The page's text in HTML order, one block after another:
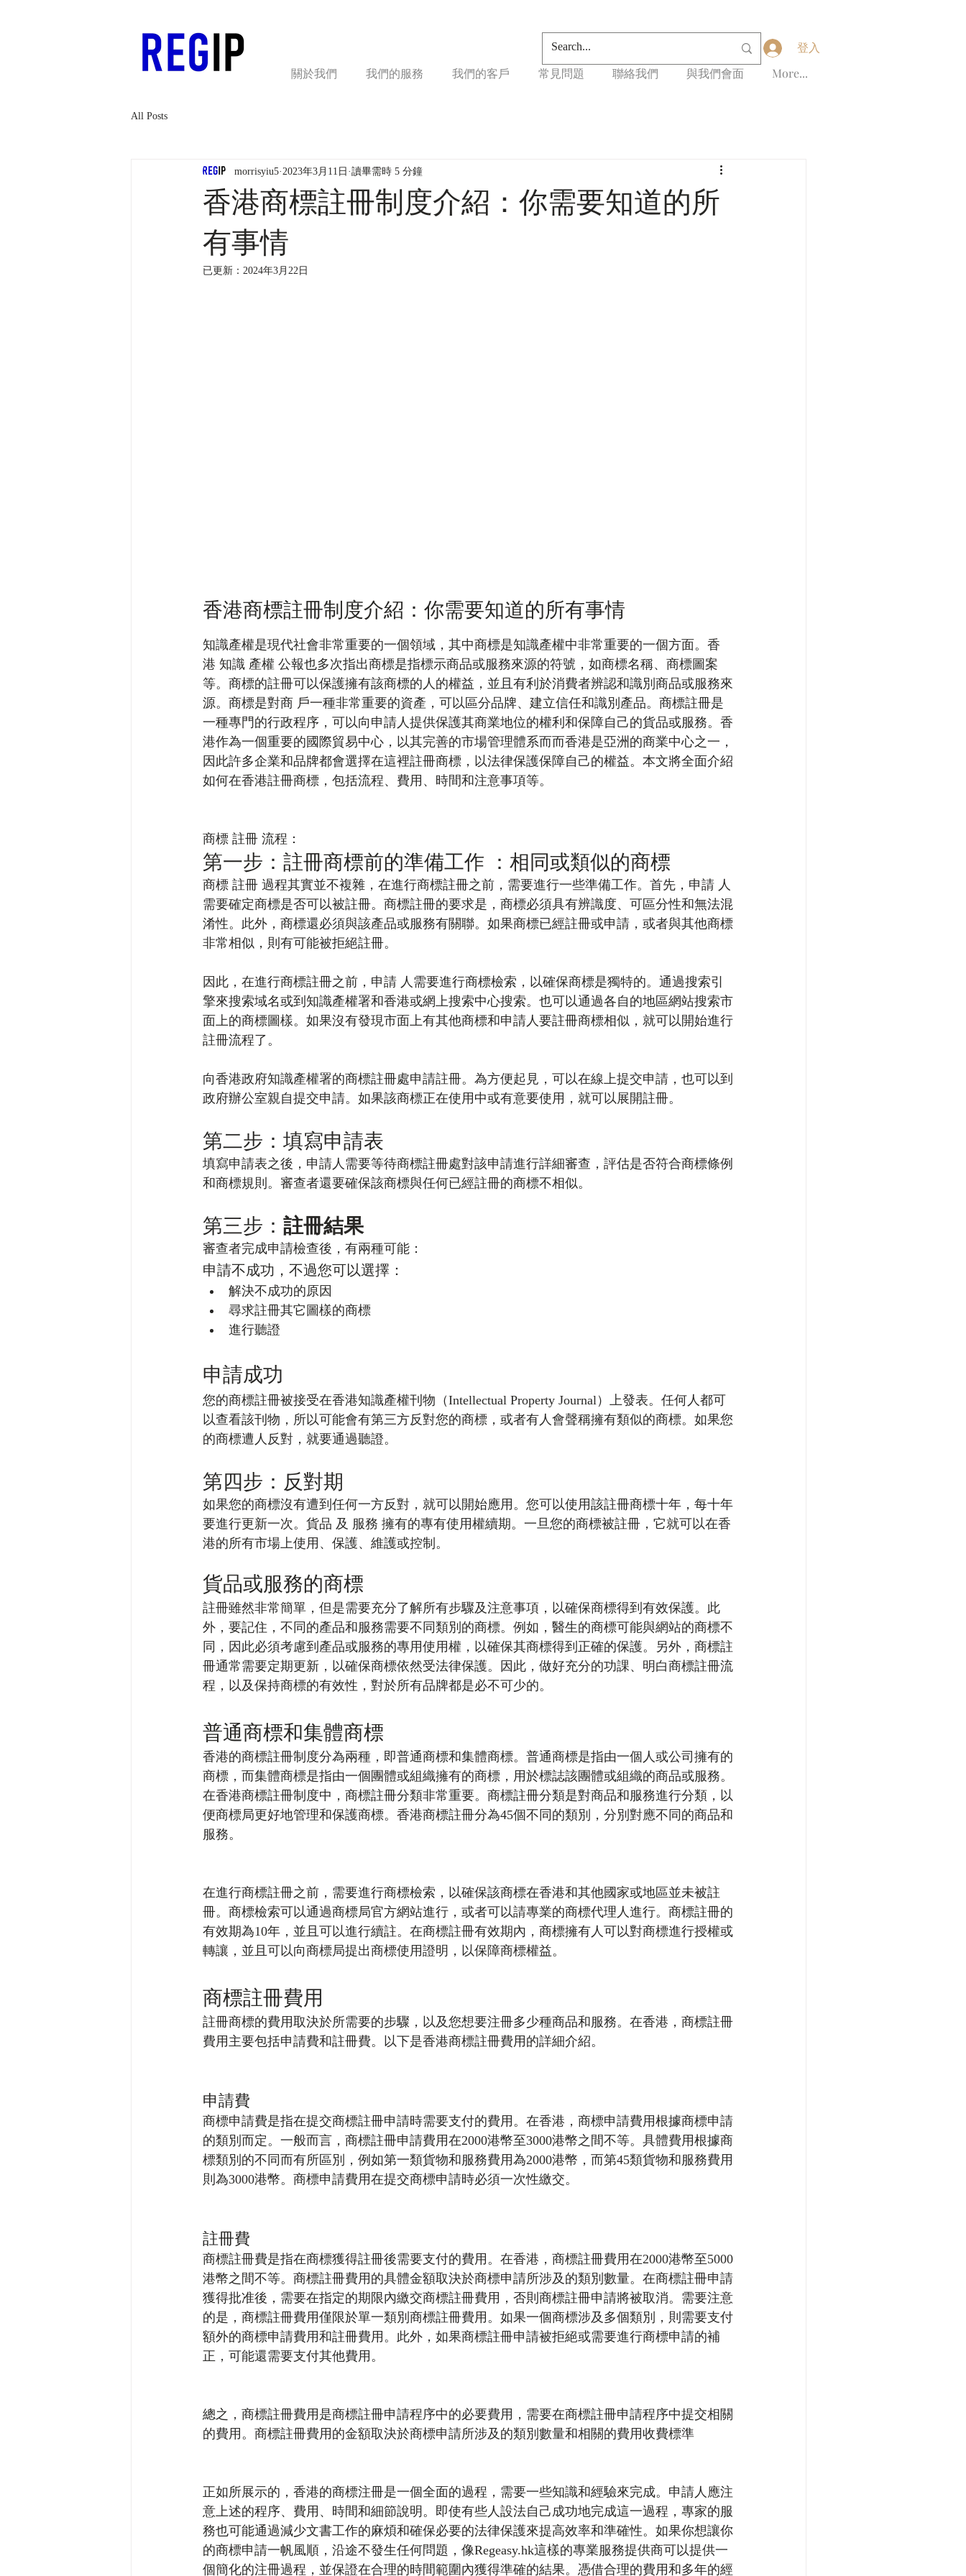
關於我們 我們的服務 我們的客戶 常見問題 聯絡我們 與我們會面 More...
登入
All Posts
香港商標註冊制度介紹：你需要知道的所
有事情
morrisyiu5 2023年3月11日 讀畢需時 5 分鐘
已更新： 2024年3月22日
香港商標註冊制度介紹：你需要知道的所有事情
知識產權是現代社會非常重要的一個領域，其中商標是知識產權中非常重要的一個方面。香
港 知識 產權 公報也多次指出商標是指標示商品或服務來源的符號，如商標名稱、商標圖案
等。商標的註冊可以保護擁有該商標的人的權益，並且有利於消費者辨認和識別商品或服務來
源。商標是對商 戶一種非常重要的資產，可以區分品牌、建立信任和識別產品。商標註冊是
一種專門的行政程序，可以向申請人提供保護其商業地位的權利和保障自己的貨品或服務。香
港作為一個重要的國際貿易中心，以其完善的市場管理體系而而香港是亞洲的商業中心之一，
因此許多企業和品牌都會選擇在這裡註冊商標，以法律保護保障自己的權益。本文將全面介紹
如何在香港註冊商標，包括流程、費用、時間和注意事項等。
商標 註冊 流程：
第一步：註冊商標前的準備工作 ：相同或類似的商標
商標 註冊 過程其實並不複雜，在進行商標註冊之前，需要進行一些準備工作。首先，申請 人
需要確定商標是否可以被註冊。商標註冊的要求是，商標必須具有辨識度、可區分性和無法混
淆性。此外，商標還必須與該產品或服務有關聯。如果商標已經註冊或申請，或者與其他商標
非常相似，則有可能被拒絕註冊。
因此，在進行商標註冊之前，申請 人需要進行商標檢索，以確保商標是獨特的。通過搜索引
擎來搜索域名或到知識產權署和香港或網上搜索中心搜索。也可以通過各自的地區網站搜索市
面上的商標圖樣。如果沒有發現市面上有其他商標和申請人要註冊商標相似，就可以開始進行
註冊流程了。
向香港政府知識產權署的商標註冊處申請註冊。為方便起見，可以在線上提交申請，也可以到
政府辦公室親自提交申請。如果該商標正在使用中或有意要使用，就可以展開註冊。
第二步：填寫申請表
填寫申請表之後，申請人需要等待商標註冊處對該申請進行詳細審查，評估是否符合商標條例
和商標規則。審查者還要確保該商標與任何已經註冊的商標不相似。
第三步： 註冊結果
審查者完成申請檢查後，有兩種可能：
申請不成功，不過您可以選擇：
解決不成功的原因
尋求註冊其它圖樣的商標
進行聽證
申請成功
您的商標註冊被接受在香港知識產權刊物（Intellectual Property Journal）上發表。任何人都可
以查看該刊物，所以可能會有第三方反對您的商標，或者有人會聲稱擁有類似的商標。如果您
的商標遭人反對，就要通過聽證。
第四步：反對期
如果您的商標沒有遭到任何一方反對，就可以開始應用。您可以使用該註冊商標十年，每十年
要進行更新一次。貨品 及 服務 擁有的專有使用權續期。一旦您的商標被註冊，它就可以在香
港的所有市場上使用、保護、維護或控制。
貨品或服務的商標
註冊雖然非常簡單，但是需要充分了解所有步驟及注意事項，以確保商標得到有效保護。此
外，要記住，不同的產品和服務需要不同類別的商標。例如，醫生的商標可能與網站的商標不
同，因此必須考慮到產品或服務的專用使用權，以確保其商標得到正確的保護。另外，商標註
冊通常需要定期更新，以確保商標依然受法律保護。因此，做好充分的功課、明白商標註冊流
程，以及保持商標的有效性，對於所有品牌都是必不可少的。
普通商標和集體商標
香港的商標註冊制度分為兩種，即普通商標和集體商標。普通商標是指由一個人或公司擁有的
商標，而集體商標是指由一個團體或組織擁有的商標，用於標誌該團體或組織的商品或服務。
在香港商標註冊制度中，商標註冊分類非常重要。商標註冊分類是對商品和服務進行分類，以
便商標局更好地管理和保護商標。香港商標註冊分為45個不同的類別，分別對應不同的商品和
服務。
在進行商標註冊之前，需要進行商標檢索，以確保該商標在香港和其他國家或地區並未被註
冊。商標檢索可以通過商標局官方網站進行，或者可以請專業的商標代理人進行。商標註冊的
有效期為10年，並且可以進行續註。在商標註冊有效期內，商標擁有人可以對商標進行授權或
轉讓，並且可以向商標局提出商標使用證明，以保障商標權益。
商標註冊費用
註冊商標的費用取決於所需要的步驟，以及您想要注冊多少種商品和服務。在香港，商標註冊
費用主要包括申請費和註冊費。以下是香港商標註冊費用的詳細介紹。
申請費
商標申請費是指在提交商標註冊申請時需要支付的費用。在香港，商標申請費用根據商標申請
的類別而定。一般而言，商標註冊申請費用在2000港幣至3000港幣之間不等。具體費用根據商
標類別的不同而有所區別，例如第一類貨物和服務費用為2000港幣，而第45類貨物和服務費用
則為3000港幣。商標申請費用在提交商標申請時必須一次性繳交。
註冊費
商標註冊費是指在商標獲得註冊後需要支付的費用。在香港，商標註冊費用在2000港幣至5000
港幣之間不等。商標註冊費用的具體金額取決於商標申請所涉及的類別數量。在商標註冊申請
獲得批准後，需要在指定的期限內繳交商標註冊費用，否則商標註冊申請將被取消。需要注意
的是，商標註冊費用僅限於單一類別商標註冊費用。如果一個商標涉及多個類別，則需要支付
額外的商標申請費用和註冊費用。此外，如果商標註冊申請被拒絕或需要進行商標申請的補
正，可能還需要支付其他費用。
總之，商標註冊費用是商標註冊申請程序中的必要費用，需要在商標註冊申請程序中提交相關
的費用。商標註冊費用的金額取決於商標申請所涉及的類別數量和相關的費用收費標準
正如所展示的，香港的商標注冊是一個全面的過程，需要一些知識和經驗來完成。申請人應注
意上述的程序、費用、時間和細節說明。即使有些人設法自己成功地完成這一過程，專家的服
務也可能通過減少文書工作的麻煩和確保必要的法律保護來提高效率和準確性。如果你想讓你
的商標申請一帆風順，沿途不發生任何問題，像Regeasy.hk這樣的專業服務提供商可以提供一
個簡化的注冊過程，並保證在合理的時間範圍內獲得準確的結果。憑借合理的費用和多年的經